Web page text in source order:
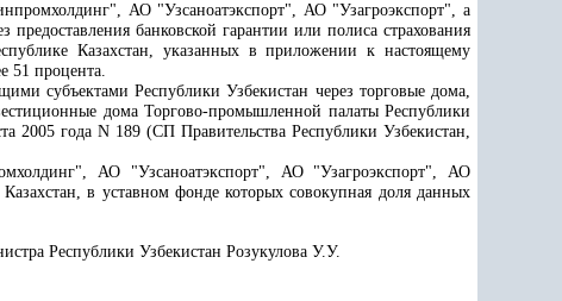
АО "Узсаноатэкспорт", АО "Узагроэкспорт", а
банковской гарантии или полиса страхования
Казахстан, указанных в приложении к настоящему
51 процента.
субъектами Республики Узбекистан через торговые дома,
дома Торгово-промышленной палаты Республики
2005 года N 189 (СП Правительства Республики Узбекистан,
АО "Узсаноатэкспорт", АО "Узагроэкспорт", АО
в уставном фонде которых совокупная доля данных
Республики Узбекистан Розукулова У.У.